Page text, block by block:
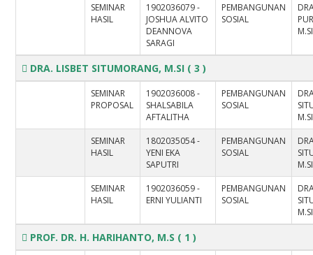
SEMINAR
HASIL
1902036079 -
JOSHUA ALVITO
DEANNOVA
SARAGI
PEMBANGUNAN
SOSIAL
DRA. LISBET SITUMORANG, M.SI ( 3 )
SEMINAR
PROPOSAL
1902036008 -
SHALSABILA
AFTALITHA
PEMBANGUNAN
SOSIAL
M.SI
SEMINAR
HASIL
1802035054 -
YENI EKA
SAPUTRI
PEMBANGUNAN
SOSIAL
M.SI
SEMINAR
HASIL
1902036059 -
ERNI YULIANTI
PEMBANGUNAN
SOSIAL
M.SI
PROF. DR. H. HARIHANTO, M.S ( 1 )